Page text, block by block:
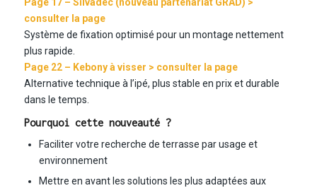
Page 17 – Silvadec(nouveau partenariat GRAD) >
consulter la page
Système de fixation optimisé pour un montage nettement
plus rapide.
Page 22 – Kebony à visser > consulter la page
Alternative technique à l’ipé, plus stable en prix et durable
dans le temps.
Pourquoi cette nouveauté ?
Faciliter votre recherche de terrasse par usage et
environnement
Mettre en avant les solutions les plus adaptées aux